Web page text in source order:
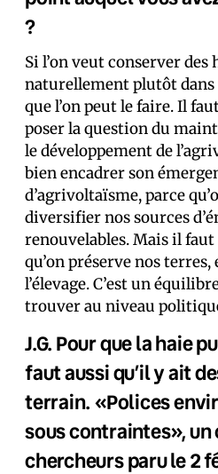
?
Si l’on veut conserver des
naturellement plutôt dans
que l’on peut le faire. Il
poser la question du
le développement de
bien encadrer son
d’agrivoltaïsme, parce
diversifier nos sources
renouvelables. Mais il
qu’on préserve nos
l’élevage. C’est un
trouver au niveau
J.G. Pour que la haie
faut aussi qu’il y ait
terrain. «Polices
sous contraintes», un
chercheurs paru le 2